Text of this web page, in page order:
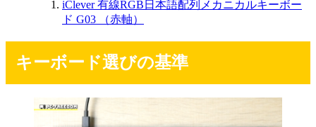
iClever 有線RGB日本語配列メカニカルキーボー
ド G03 （赤軸）
キーボード選びの基準